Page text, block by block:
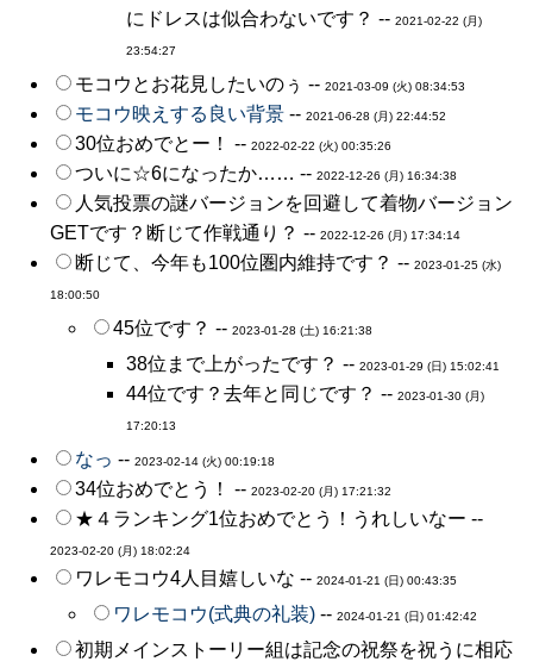
にドレスは似合わないです？ -- 2021-02-22 (月)
23:54:27
モコウとお花見したいのぅ -- 2021-03-09 (火) 08:34:53
モコウ映えする良い背景 -- 2021-06-28 (月) 22:44:52
30位おめでとー！ -- 2022-02-22 (火) 00:35:26
ついに☆6になったか…… -- 2022-12-26 (月) 16:34:38
人気投票の謎バージョンを回避して着物バージョン
GETです？断じて作戦通り？ -- 2022-12-26 (月) 17:34:14
断じて、今年も100位圏内維持です？ -- 2023-01-25 (水)
18:00:50
45位です？ -- 2023-01-28 (土) 16:21:38
38位まで上がったです？ -- 2023-01-29 (日) 15:02:41
44位です？去年と同じです？ -- 2023-01-30 (月)
17:20:13
なっ -- 2023-02-14 (火) 00:19:18
34位おめでとう！ -- 2023-02-20 (月) 17:21:32
★４ランキング1位おめでとう！うれしいなー --
2023-02-20 (月) 18:02:24
ワレモコウ4人目嬉しいな -- 2024-01-21 (日) 00:43:35
ワレモコウ(式典の礼装) -- 2024-01-21 (日) 01:42:42
初期メインストーリー組は記念の祝祭を祝うに相応